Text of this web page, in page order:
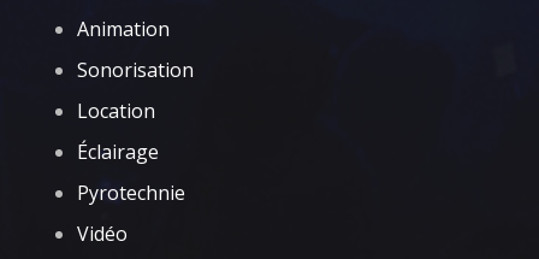
Animation
Sonorisation
Location
Éclairage
Pyrotechnie
Vidéo